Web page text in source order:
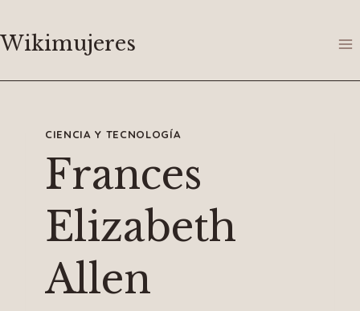
al
Wikimujeres
CIENCIA Y TECNOLOGÍA
Frances
Elizabeth
Allen